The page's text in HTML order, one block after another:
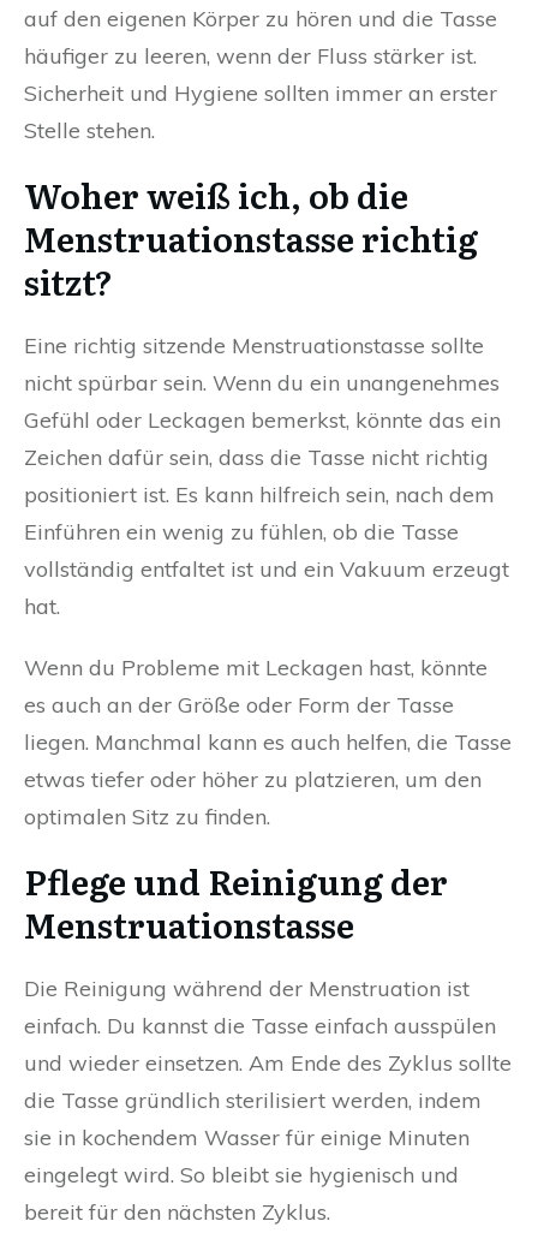
auf den eigenen Körper zu hören und die Tasse
häufiger zu leeren, wenn der Fluss stärker ist.
Sicherheit und Hygiene sollten immer an erster
Stelle stehen.
Woher weiß ich, ob die
Menstruationstasse richtig
sitzt?
Eine richtig sitzende Menstruationstasse sollte
nicht spürbar sein. Wenn du ein unangenehmes
Gefühl oder Leckagen bemerkst, könnte das ein
Zeichen dafür sein, dass die Tasse nicht richtig
positioniert ist. Es kann hilfreich sein, nach dem
Einführen ein wenig zu fühlen, ob die Tasse
vollständig entfaltet ist und ein Vakuum erzeugt
hat.
Wenn du Probleme mit Leckagen hast, könnte
es auch an der Größe oder Form der Tasse
liegen. Manchmal kann es auch helfen, die Tasse
etwas tiefer oder höher zu platzieren, um den
optimalen Sitz zu finden.
Pflege und Reinigung der
Menstruationstasse
Die Reinigung während der Menstruation ist
einfach. Du kannst die Tasse einfach ausspülen
und wieder einsetzen. Am Ende des Zyklus sollte
die Tasse gründlich sterilisiert werden, indem
sie in kochendem Wasser für einige Minuten
eingelegt wird. So bleibt sie hygienisch und
bereit für den nächsten Zyklus.